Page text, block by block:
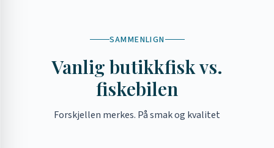
SAMMENLIGN
Vanlig butikkfisk vs.
fiskebilen
Forskjellen merkes. På smak og kvalitet